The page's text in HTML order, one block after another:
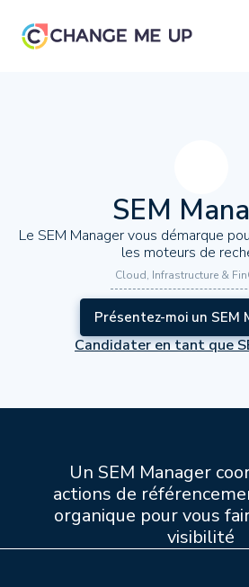
SEM
Le SEM Manager vous démarque
les moteurs de
Cloud, Infrastructure &
Présentez-moi un SEM
Candidater en tant que
Un SEM Manager
actions de
organique pour vous
visibilité